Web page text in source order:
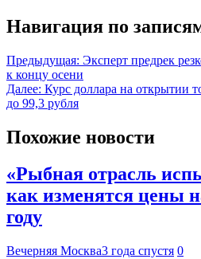
Навигация по
Предыдущая: Эксперт предрек
к концу осени
Далее: Курс доллара на открытии
до 99,3 рубля
Похожие новости
«Рыбная отрасль
как изменятся цены
году
Вечерняя Москва3 года спустя 0